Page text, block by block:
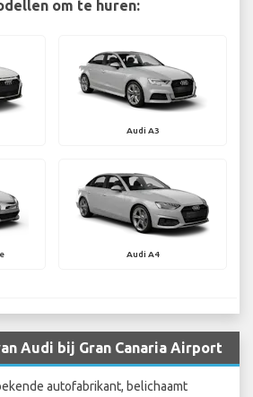
om te huren:
Audi A3
Audi A4
Audi bij Gran Canaria Airport
autofabrikant, belichaamt